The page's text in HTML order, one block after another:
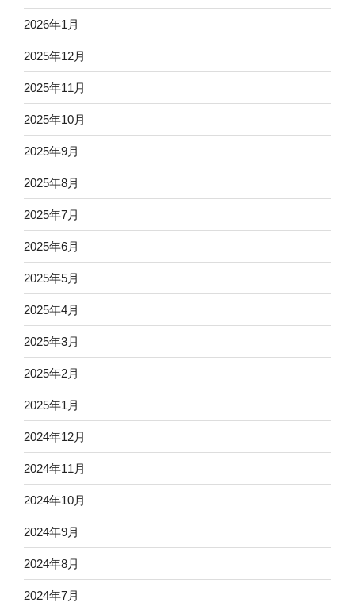
2026年1月
2025年12月
2025年11月
2025年10月
2025年9月
2025年8月
2025年7月
2025年6月
2025年5月
2025年4月
2025年3月
2025年2月
2025年1月
2024年12月
2024年11月
2024年10月
2024年9月
2024年8月
2024年7月